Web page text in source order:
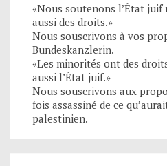
«Nous soutenons l’État
aussi des droits.»
Nous souscrivons à vos
Bundeskanzlerin.
«Les minorités ont des
aussi l’État juif.»
Nous souscrivons aux
fois assassiné de ce
palestinien.